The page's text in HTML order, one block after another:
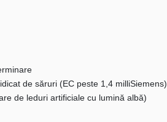
de săruri (EC peste 1,4 milliSiemens)
de leduri artificiale cu lumină albă)